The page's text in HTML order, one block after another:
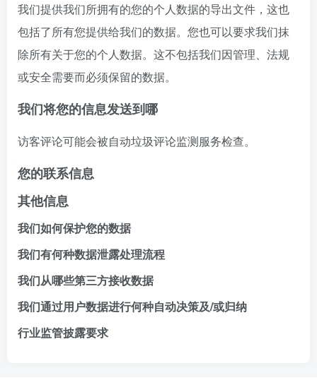
我们提供我们所拥有的您的个人数据的导出文件，这也
包括了所有您提供给我们的数据。您也可以要求我们抹
除所有关于您的个人数据。这不包括我们因管理、法规
或安全需要而必须保留的数据。
我们将您的信息发送到哪
访客评论可能会被自动垃圾评论监测服务检查。
您的联系信息
其他信息
我们如何保护您的数据
我们有何种数据泄露处理流程
我们从哪些第三方接收数据
我们通过用户数据进行何种自动决策及/或归纳
行业监管披露要求